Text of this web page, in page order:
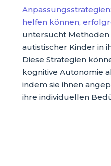
helfen können,
untersucht
autistischer Kinder in
Diese Strategien
kognitive Autonomie
indem sie ihnen
ihre individuellen